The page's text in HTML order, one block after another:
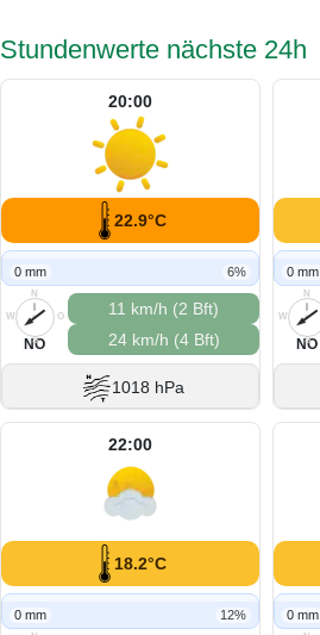
Stundenwerte nächste 24h
20:00
22.9°C
0 mm 6%
N
O
S
W
NO
11 km/h (2 Bft)
24 km/h (4 Bft)
1018 hPa
0 mm
N
S
W
NO
22:00
18.2°C
0 mm 12% 0 mm